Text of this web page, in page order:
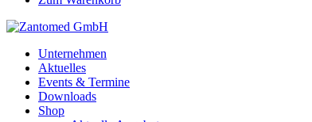
Unternehmen
Aktuelles
Events & Termine
Downloads
Shop